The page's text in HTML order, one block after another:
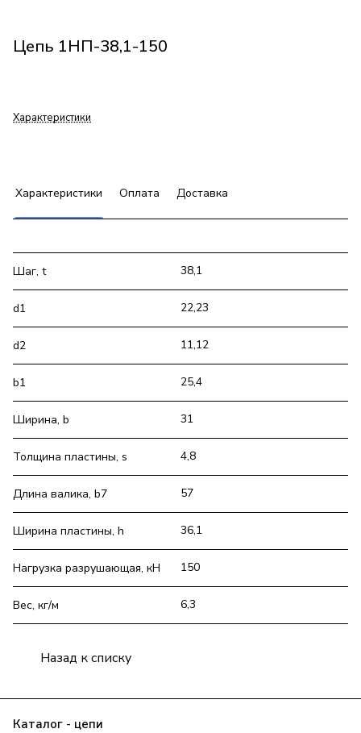
Цепь 1НП-38,1-150
Характеристики
Характеристики Оплата Доставка
Шаг, t 38,1
d1 22,23
d2 11,12
b1 25,4
Ширина, b 31
Толщина пластины, s 4,8
Длина валика, b7 57
Ширина пластины, h 36,1
Нагрузка разрушающая, кН 150
Вес, кг/м 6,3
Назад к списку
Каталог - цепи